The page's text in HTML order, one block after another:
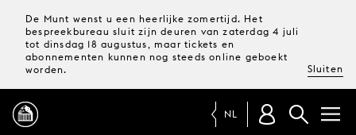
De Munt wenst u een heerlijke zomertijd. Het
bespreekbureau sluit zijn deuren van zaterdag 4 juli
tot dinsdag 18 augustus, maar tickets en
abonnementen kunnen nog steeds online geboekt
worden.
Sluiten
NL